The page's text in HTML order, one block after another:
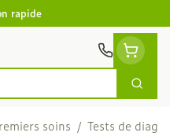
rapide
soins / Tests de